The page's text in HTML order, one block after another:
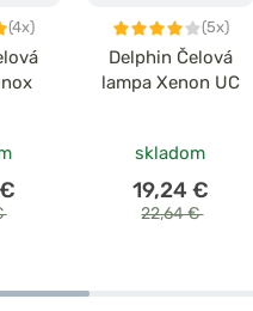
(4x) (5x)
Delphin Čelová
lampa Xenon UC
skladom
19,24 €
22,64 €